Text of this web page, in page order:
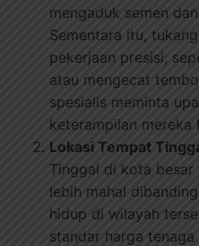
mengaduk semen
Sementara itu,
pekerjaan presisi,
atau mengecat
spesialis meminta
keterampilan mereka
Lokasi Tempat
Tinggal di kota
lebih mahal
hidup di wilayah
standar harga